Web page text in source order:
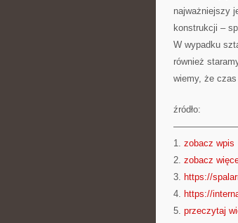
najważniejszy
konstrukcji –
W wypadku
również
wiemy, że czas
źródło:
1. zobacz wpis
2. zobacz
3. https://
4. https://
5. przeczytaj